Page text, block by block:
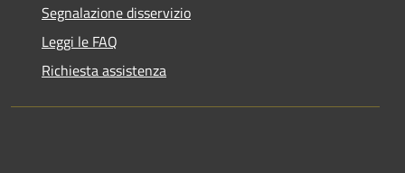
Segnalazione disservizio
Leggi le FAQ
Richiesta assistenza